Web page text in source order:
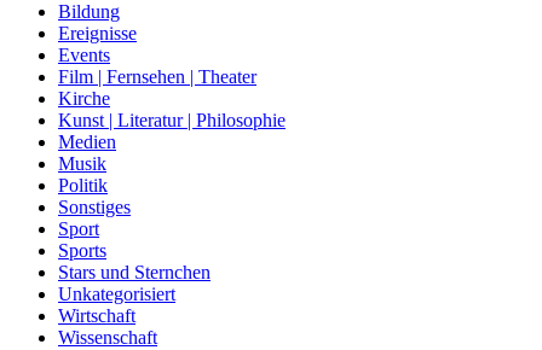
Bildung
Ereignisse
Events
Film | Fernsehen | Theater
Kirche
Kunst | Literatur | Philosophie
Medien
Musik
Politik
Sonstiges
Sport
Sports
Stars und Sternchen
Unkategorisiert
Wirtschaft
Wissenschaft